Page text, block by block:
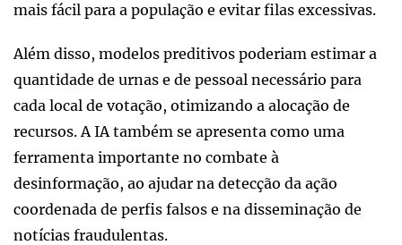
mais fácil para a população e evitar filas excessivas.
Além disso, modelos preditivos poderiam estimar a
quantidade de urnas e de pessoal necessário para
cada local de votação, otimizando a alocação de
recursos. A IA também se apresenta como uma
ferramenta importante no combate à
desinformação, ao ajudar na detecção da ação
coordenada de perfis falsos e na disseminação de
notícias fraudulentas.